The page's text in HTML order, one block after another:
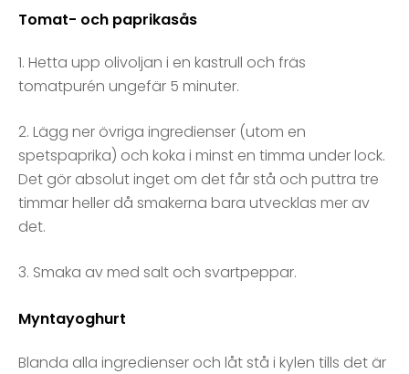
Tomat- och paprikasås
1. Hetta upp olivoljan i en kastrull och fräs
tomatpurén ungefär 5 minuter.
2. Lägg ner övriga ingredienser (utom en
spetspaprika) och koka i minst en timma under lock.
Det gör absolut inget om det får stå och puttra tre
timmar heller då smakerna bara utvecklas mer av
det.
3. Smaka av med salt och svartpeppar.
Myntayoghurt
Blanda alla ingredienser och låt stå i kylen tills det är